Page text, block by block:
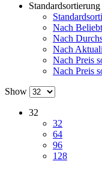
Standardsortierung
Nach
Nach
Nach
Nach Preis
Nach Preis
Show
32
32
64
96
128